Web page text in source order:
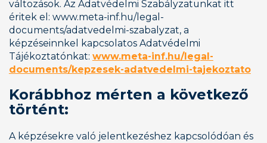
változások. Az Adatvédelmi Szabályzatunkat itt
éritek el: www.meta-inf.hu/legal-
documents/adatvedelmi-szabalyzat, a
képzéseinnkel kapcsolatos Adatvédelmi
Tájékoztatónkat: www.meta-inf.hu/legal-
documents/kepzesek-adatvedelmi-tajekoztato
Korábbhoz mérten a következő
történt:
A képzésekre való jelentkezéshez kapcsolódóan és